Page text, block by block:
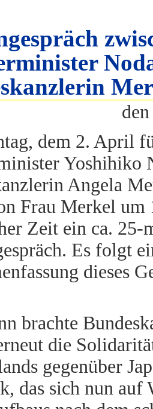
dem 2. April
Yoshihiko
Angela
Frau Merkel um
Zeit ein ca. 25-
Es folgt
dieses
brachte
die
gegenüber
das sich nun auf